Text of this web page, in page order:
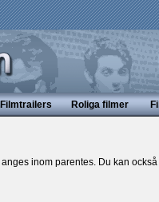
Filmtrailers Roliga filmer
inom parentes. Du kan också